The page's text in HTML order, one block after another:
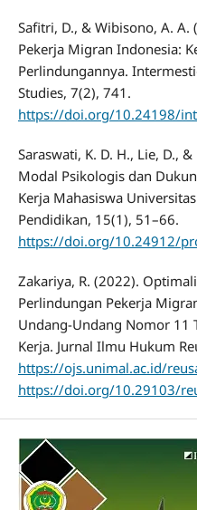
Safitri, D., & Wibisono, A.
Pekerja Migran Indonesia:
Perlindungannya.
Studies, 7(2), 741.
https://doi.org/10.24198/
Saraswati, K. D. H., Lie, D.,
Modal Psikologis dan
Kerja Mahasiswa
Pendidikan, 15(1), 51–66.
https://doi.org/10.24912/
Zakariya, R. (2022).
Perlindungan Pekerja
Undang-Undang Nomor 11
Kerja. Jurnal Ilmu Hukum
https://ojs.unimal.ac.id/
https://doi.org/10.29103/